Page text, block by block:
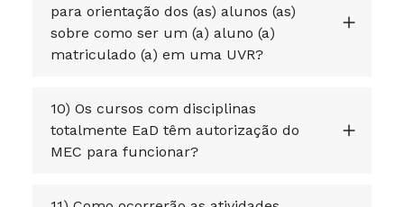
para orientação dos (as) alunos (as)
sobre como ser um (a) aluno (a)
matriculado (a) em uma UVR?
10) Os cursos com disciplinas
totalmente EaD têm autorização do
MEC para funcionar?